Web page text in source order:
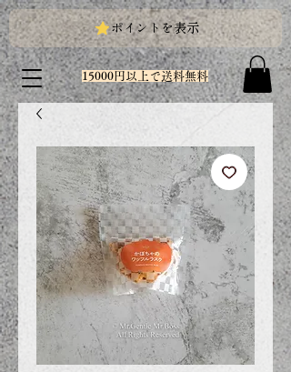
ポイントを表示
15000円以上で送料無料